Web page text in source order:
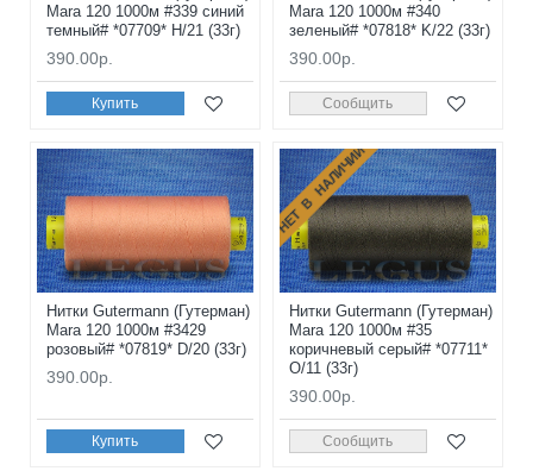
Mara 120 1000м #339 синий
темный# *07709* H/21 (33г)
390.00р.
Купить
Mara 120 1000м #340
зеленый# *07818* K/22 (33г)
390.00р.
Сообщить
Нитки Gutermann (Гутерман)
Mara 120 1000м #3429
розовый# *07819* D/20 (33г)
390.00р.
Купить
НЕТ В НАЛИЧИИ
Нитки Gutermann (Гутерман)
Mara 120 1000м #35
коричневый серый# *07711*
O/11 (33г)
390.00р.
Сообщить